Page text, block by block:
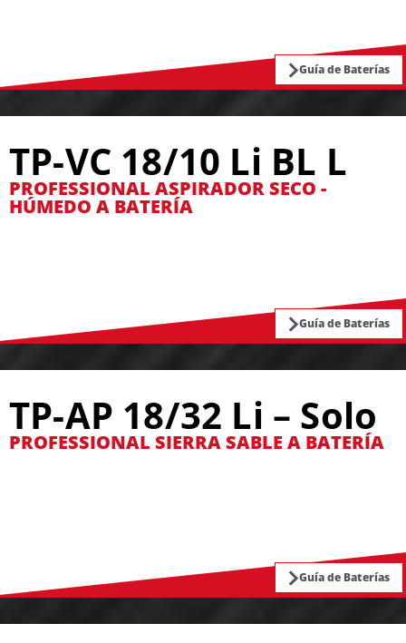
Guía de Baterías
TP-VC 18/10 Li BL L
PROFESSIONAL ASPIRADOR SECO -
HÚMEDO A BATERÍA
Guía de Baterías
TP-AP 18/32 Li – Solo
PROFESSIONAL SIERRA SABLE A BATERÍA
Guía de Baterías